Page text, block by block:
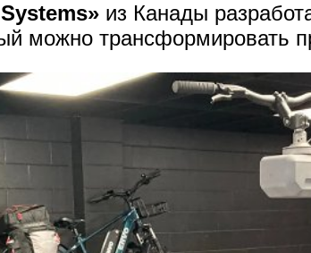
из Канады
можно трансформировать